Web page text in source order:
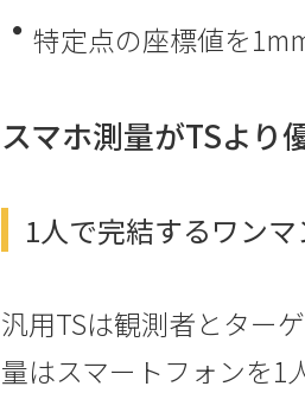
特定点の座標値を
スマホ測量がTSより
1人で完結するワン
汎用TSは観測者とター
量はスマートフォンを1